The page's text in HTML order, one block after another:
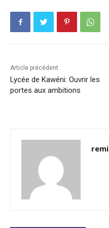
Article précédent
Lycée de Kawéni: Ouvrir les
portes aux ambitions
remi